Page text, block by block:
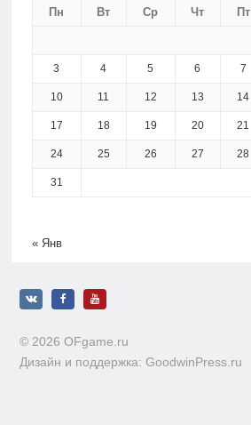
Пн Вт Ср Чт Пт
3 4 5 6 7
10 11 12 13 14
17 18 19 20 21
24 25 26 27 28
31
« Янв
© 2026 OFgame.ru
Дизайн и поддержка: GoodwinPress.ru